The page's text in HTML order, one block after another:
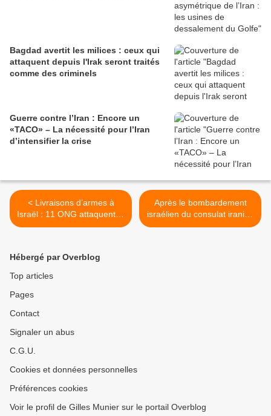
Bagdad avertit les milices : ceux qui
attaquent depuis l'Irak seront traités
comme des criminels
Guerre contre l’Iran : Encore un
«TACO» – La nécessité pour l’Iran
d’intensifier la crise
< Livraisons d’armes à
Israël : 11 ONG attaquent la
France en justice
Après le bombardement
israélien du consulat iranien
à Damas, l’engrenage
Hébergé par Overblog
Top articles
Pages
Contact
Signaler un abus
C.G.U.
Cookies et données personnelles
Préférences cookies
Voir le profil de Gilles Munier sur le portail Overblog